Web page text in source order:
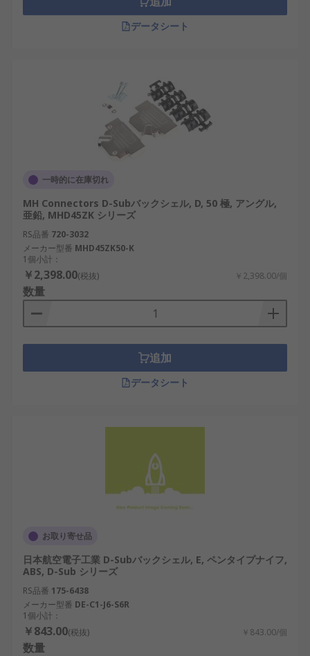
D-subシェルサイズ: サイズA、B、C、E、Fな
どがあり、接続仕様や機器の設計寸法に影響
ーボネート、アルミニウムなどがあり、重量
やシールド性能、耐環境性に違いがありま
使用環境に適合した構造
高振動環境などで使用する場合は、防水型や
メタル素材が推奨されます。
D-subシェルの用途
D-subシェルは、産業機器から日常生活の電子機器
に至るまで、幅広い分野で活躍しています。特に日
本国内では、精密機器や自動化設備においてその需
要が高まっています。
半導体装置: クリーンルーム環境での安定した
: 制御信号のノイズ干渉防止およ
び堅牢な配線接続に貢献。
: 耐環境性とメンテナンス性
の両立が評価されています。
伝送に適した構造。
D-subシェルのメーカー
信頼性の高いD-subシェルを供給しているメーカー
は国内外に多数存在し、それぞれ異なる特長を持っ
ています。
データシート
一時的に在庫切れ
MH Connectors D-Subバックシェル, D, 50 極, アングル,
亜鉛, MHD45ZK シリーズ
RS品番 720-3032
メーカー型番 MHD45ZK50-K
1個小計：
￥2,398.00(税抜) ￥2,398.00/個
数量
追加
データシート
お取り寄せ品
日本航空電子工業 D-Subバックシェル, E, ペンタイプナイフ,
ABS, D-Sub シリーズ
RS品番 175-6438
メーカー型番 DE-C1-J6-S6R
1個小計：
￥843.00(税抜) ￥843.00/個
数量